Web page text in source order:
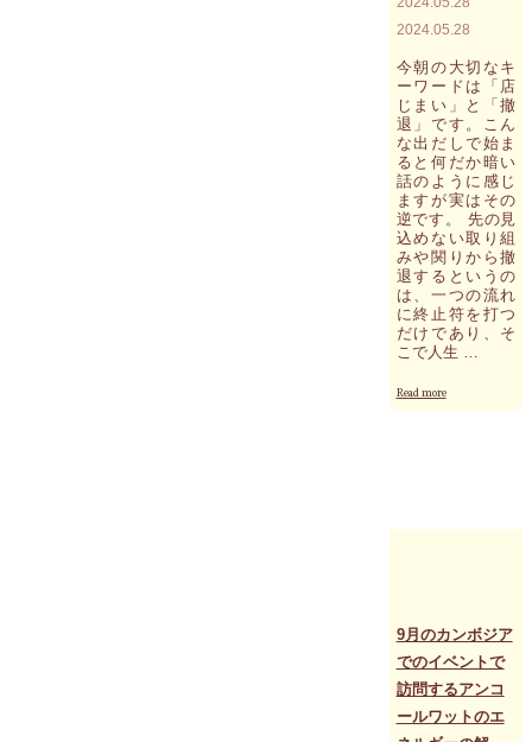
ン
ー
ル
ワ
ッ
ト
の
エ
ル
ギ
ー
の
解
析"
2024.05.28
今朝の大切なキ
ーワードは「店
じまい」と「撤
退」です。こん
な出だしで始ま
ると何だか暗い
話のように感じ
ますが実はその
逆です。 先の見
込めない取り組
みや関りから撤
退するというの
は、一つの流れ
に終止符を打つ
だけであり、そ
こで人生 …
Read more
ー
「店
ま
い」
9月のカンボジア
でのイベントで
訪問するアンコ
ールワットのエ